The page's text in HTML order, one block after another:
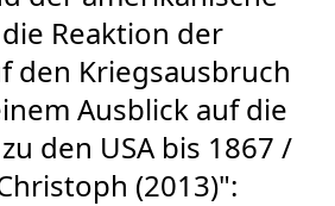
Reaktion der
den Kriegsausbruch
Ausblick auf die
den USA bis 1867 /
(2013)":